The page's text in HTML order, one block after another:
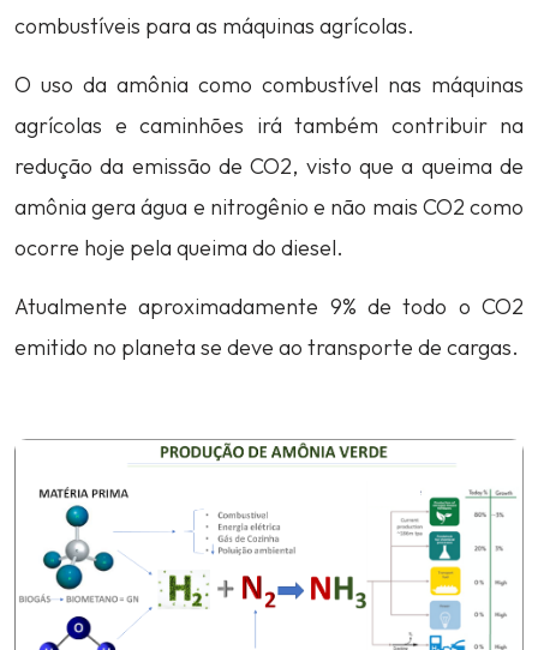
combustíveis para as máquinas agrícolas.
O uso da amônia como combustível nas máquinas
agrícolas e caminhões irá também contribuir na
redução da emissão de CO2, visto que a queima de
amônia gera água e nitrogênio e não mais CO2 como
ocorre hoje pela queima do diesel.
Atualmente aproximadamente 9% de todo o CO2
emitido no planeta se deve ao transporte de cargas.